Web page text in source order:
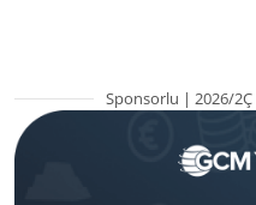
Sponsorlu | 2026/2Ç